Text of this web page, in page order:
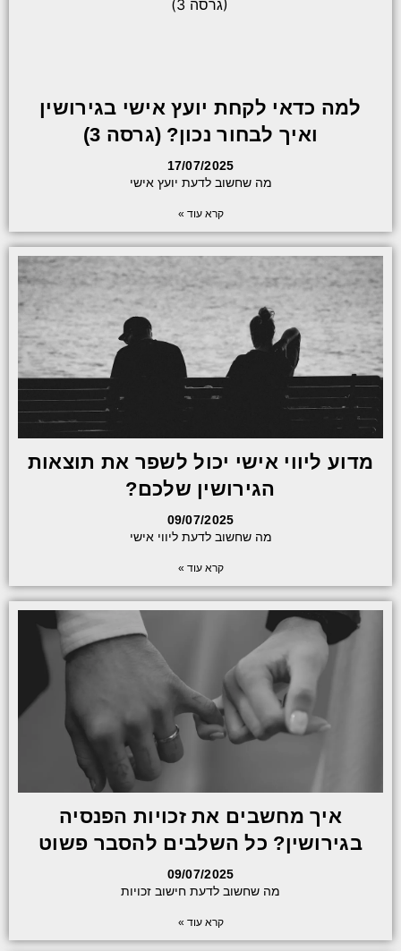
למה כדאי לקחת יועץ אישי בגירושין
ואיך לבחור נכון? (גרסה 3)
17/07/2025
מה שחשוב לדעת יועץ אישי
קרא עוד »
מדוע ליווי אישי יכול לשפר את תוצאות
הגירושין שלכם?
09/07/2025
מה שחשוב לדעת ליווי אישי
קרא עוד »
איך מחשבים את זכויות הפנסיה
בגירושין? כל השלבים להסבר פשוט
09/07/2025
מה שחשוב לדעת חישוב זכויות
קרא עוד »